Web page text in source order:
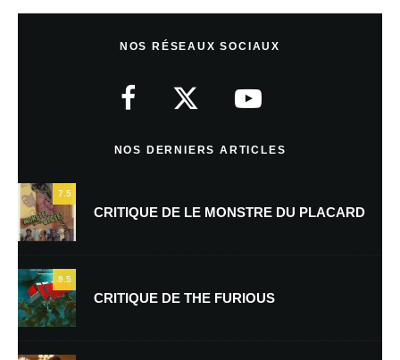
Nom*
NOS RÉSEAUX SOCIAUX
NOS DERNIERS ARTICLES
7.5
CRITIQUE DE LE MONSTRE DU PLACARD
9.5
CRITIQUE DE THE FURIOUS